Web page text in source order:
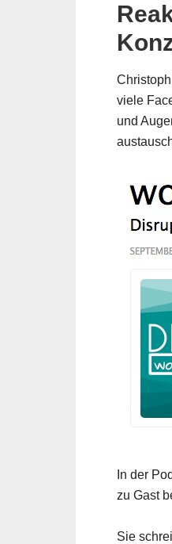
viele
und
In der
zu Gast
Sie